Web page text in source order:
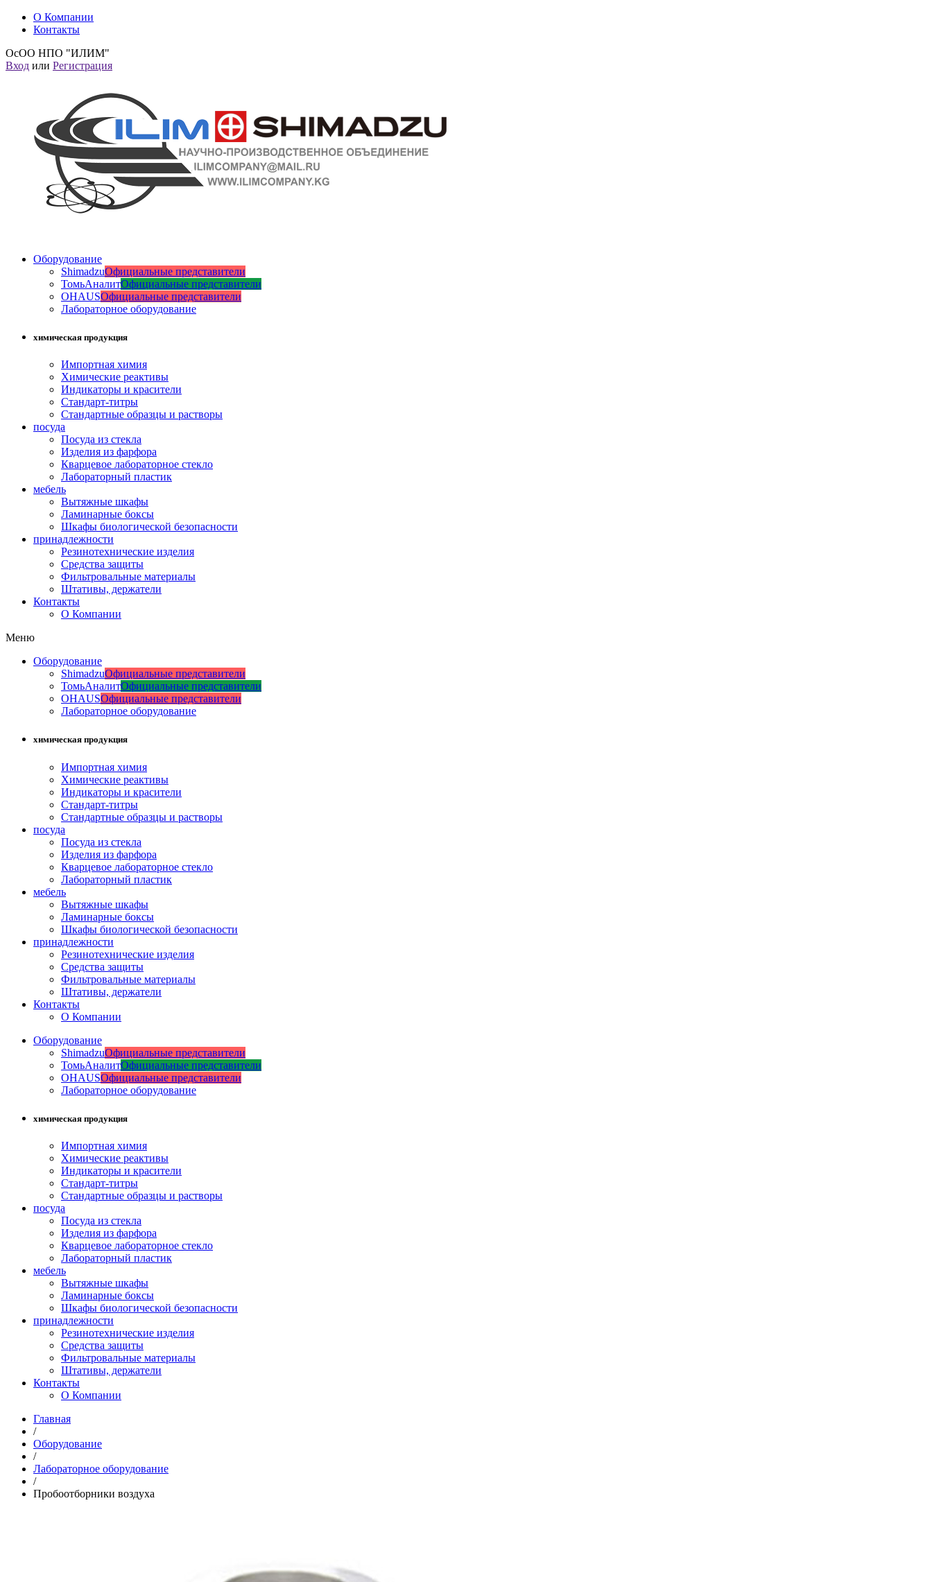
О Компании
Контакты
ОсОО НПО "ИЛИМ"
Вход или Регистрация
Оборудование
ShimadzuОфициальные представители
ТомьАналитОфициальные представители
OHAUSОфициальные представители
Лабораторное оборудование
химическая продукция
Импортная химия
Химические реактивы
Индикаторы и красители
Стандарт-титры
Стандартные образцы и растворы
посуда
Посуда из стекла
Изделия из фарфора
Кварцевое лабораторное стекло
Лабораторный пластик
мебель
Вытяжные шкафы
Ламинарные боксы
Шкафы биологической безопасности
принадлежности
Резинотехнические изделия
Средства защиты
Фильтровальные материалы
Штативы, держатели
Контакты
О Компании
Меню
Оборудование
ShimadzuОфициальные представители
ТомьАналитОфициальные представители
OHAUSОфициальные представители
Лабораторное оборудование
химическая продукция
Импортная химия
Химические реактивы
Индикаторы и красители
Стандарт-титры
Стандартные образцы и растворы
посуда
Посуда из стекла
Изделия из фарфора
Кварцевое лабораторное стекло
Лабораторный пластик
мебель
Вытяжные шкафы
Ламинарные боксы
Шкафы биологической безопасности
принадлежности
Резинотехнические изделия
Средства защиты
Фильтровальные материалы
Штативы, держатели
Контакты
О Компании
Оборудование
ShimadzuОфициальные представители
ТомьАналитОфициальные представители
OHAUSОфициальные представители
Лабораторное оборудование
химическая продукция
Импортная химия
Химические реактивы
Индикаторы и красители
Стандарт-титры
Стандартные образцы и растворы
посуда
Посуда из стекла
Изделия из фарфора
Кварцевое лабораторное стекло
Лабораторный пластик
мебель
Вытяжные шкафы
Ламинарные боксы
Шкафы биологической безопасности
принадлежности
Резинотехнические изделия
Средства защиты
Фильтровальные материалы
Штативы, держатели
Контакты
О Компании
Главная
/
Оборудование
/
Лабораторное оборудование
/
Пробоотборники воздуха